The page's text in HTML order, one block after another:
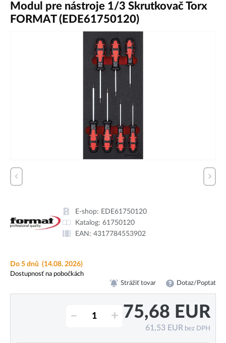
Modul pre nástroje 1/3 Skrutkovač Torx
FORMAT (EDE61750120)
E-shop: EDE61750120
Katalog: 61750120
EAN: 4317784553902
Do 5 dnů (14.08. 2026)
Dostupnosť na pobočkách
Strážiť tovar Dotaz/Poptat
– + 75,68 EUR
61,53 EUR bez DPH